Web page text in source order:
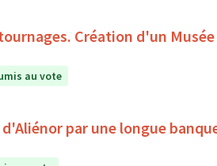
Création d'un
au vote
par une longue